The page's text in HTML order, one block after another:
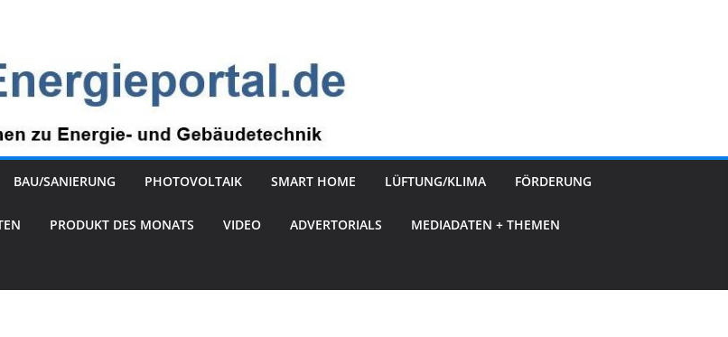
BAU/SANIERUNG PHOTOVOLTAIK SMART HOME LÜFTUNG/KLIMA FÖRDERUNG
PRODUKT DES MONATS VIDEO ADVERTORIALS MEDIADATEN + THEMEN